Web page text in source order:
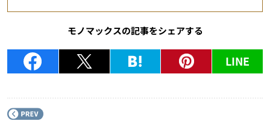
モノマックスの記事をシェアする
LINE